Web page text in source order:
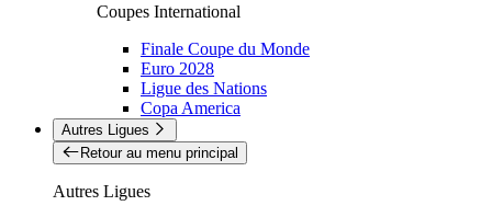
Coupes International
Finale Coupe du Monde
Euro 2028
Ligue des Nations
Copa America
Autres Ligues
Retour au menu principal
Autres Ligues